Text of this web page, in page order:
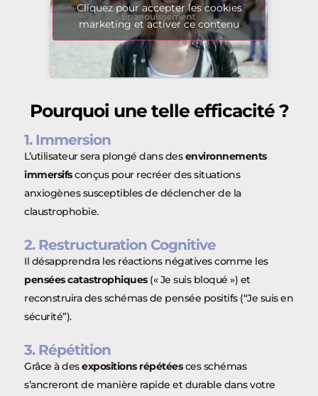
Cliquez pour accepter les cookies
marketing et activer ce contenu
Pourquoi une telle efficacité ?
1. Immersion
L’utilisateur sera plongé dans desenvironnements
immersifsconçus pour recréer des situations
anxiogènes susceptibles de déclencher de la
claustrophobie.
2. Restructuration Cognitive
Il désapprendra les réactions négatives comme les
pensées catastrophiques(« Je suis bloqué ») et
reconstruira des schémas de pensée positifs (“Je suis en
sécurité”).
3. Répétition
Grâce à desexpositions répétéesces schémas
s’ancreront de manière rapide et durable dans votre